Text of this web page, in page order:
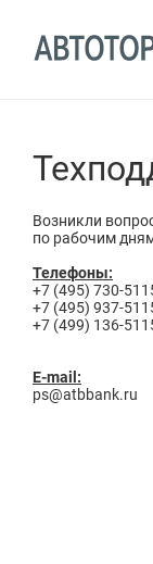
Возникли
по рабочим
Телефоны:
+7 (495) 730-
+7 (495) 937-
+7 (499) 136-
E-mail:
ps@atbbank.ru